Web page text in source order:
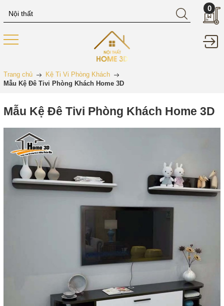
0
Trang chủ
Kệ Ti Vi Phòng Khách
Mẫu Kệ Đê Tivi Phòng Khách Home 3D
Mẫu Kệ Đê Tivi Phòng Khách Home 3D